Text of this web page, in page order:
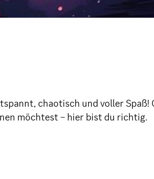
chaotisch und voller Spaß!
möchtest – hier bist du richtig.